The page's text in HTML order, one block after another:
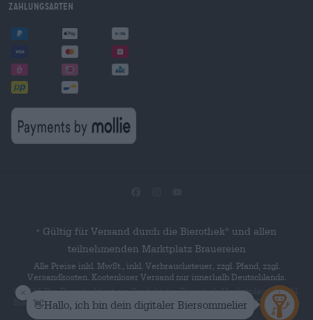
Zahlungsarten
* Gültig für Versand durch die Bierothek ®
und allen
teilnehmenden Marktplatz Brauereien
Alle Preise inkl. MwSt., inkl. Verbrauchsteuer, zzgl. Pfand, zzgl.
Versandkosten. Kostenloser Versand nur innerhalb Deutschlands.
© 2026 Die Bierothek ist ein Produkt der Bierothek Marketplace GmbH.
Bierothek ist eine eingetragene Marke der Bierothek Group GmbH. Alle
Rechte vorbehalten.